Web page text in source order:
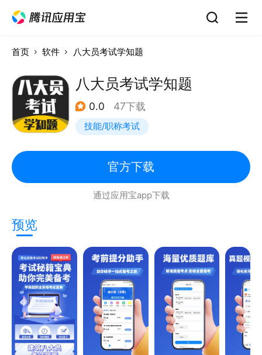
首页 软件 八大员考试学知题
八大员考试学知题
0.0 47下载
技能/职称考试
官方下载
通过应用宝app下载
预览